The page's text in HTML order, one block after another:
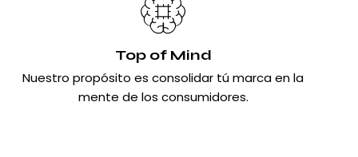
Top of Mind
Nuestro propósito es consolidar tú marca en la
mente de los consumidores.